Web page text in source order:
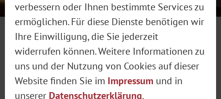
29. März 2025
Volxxbeat
Bereits das dritte Mal in Folge
veranstalten Chirurgin Dr. Caroline
Kim, Chefredakteurin der Madame
Petra Winter und Wirtin Franziska
Reichert eine der exklusivsten Pre-
Oktoberfest-Veranstaltungen der
verbessern oder Ihnen bestimmte Services zu
ermöglichen. Für diese Dienste benötigen wir
Ihre Einwilligung, die Sie jederzeit
widerrufen können. Weitere Informationen zu
uns und der Nutzung von Cookies auf dieser
Website finden Sie im Impressum und in
unserer Datenschutzerklärung.